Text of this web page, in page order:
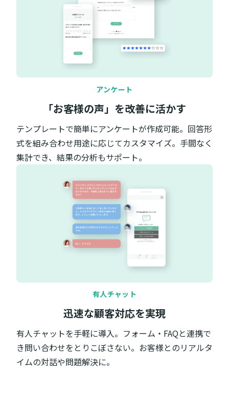
アンケート
「お客様の声」を改善に活かす
テンプレートで簡単にアンケートが作成可能。回答形
式を組み合わせ用途に応じてカスタマイズ。手間なく
集計でき、結果の分析もサポート。
有人チャット
迅速な顧客対応を実現
有人チャットを手軽に導入。フォーム・FAQと連携で
き問い合わせをとりこぼさない。お客様とのリアルタ
イムの対話や問題解決に。